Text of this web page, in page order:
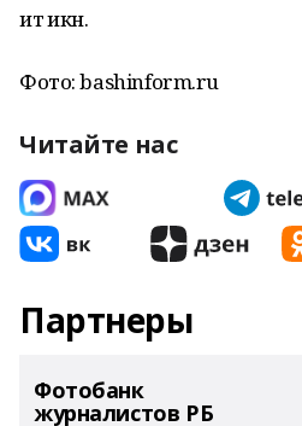
итә икән.
Фото: bashinform.ru
Читайте нас
Партнеры
Фотобанк
журналистов РБ